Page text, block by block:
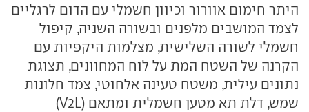
היתר חימום אוורור וכיוון חשמלי עם הדום לרגליים
לצמד המושבים מלפנים ובשורה השניה, קיפול
חשמלי לשורה השלישית, מצלמות היקפיות עם
הקרנה של השטח המת על לוח המחוונים, תצוגת
נתונים עילית, משטח טעינה אלחוטי, צמד חלונות
שמש, דלת תא מטען חשמלית ומתאם (V2L)